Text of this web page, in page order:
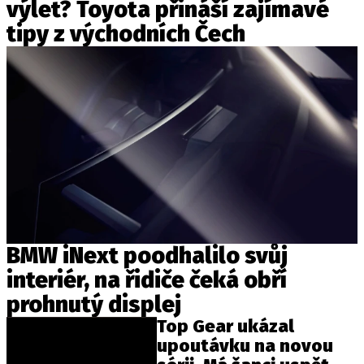
výlet? Toyota přináší zajímavé
tipy z východních Čech
BMW iNext poodhalilo svůj
interiér, na řidiče čeká obří
prohnutý displej
Top Gear ukázal
upoutávku na novou